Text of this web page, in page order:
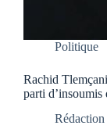
Politique
Rachid
parti d’insoumis
Rédaction